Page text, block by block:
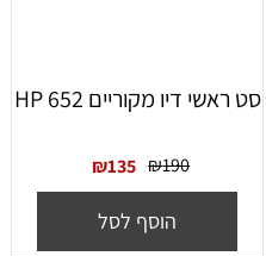
סט ראשי דיו מקוריים HP 652
₪190
₪135
הוסף לסל